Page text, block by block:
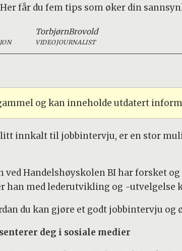
får du fem tips som øker din
TorbjørnBrovold
VIDEOJOURNALIST
og kan inneholde utdatert
innkalt til jobbintervju, er en stor
ved Handelshøyskolen BI har forsket
han med lederutvikling og -utvelgelse
du kan gjøre et godt jobbintervju og
deg i sosiale medier